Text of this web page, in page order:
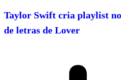
Taylor Swift cria playlist
de letras de Lover